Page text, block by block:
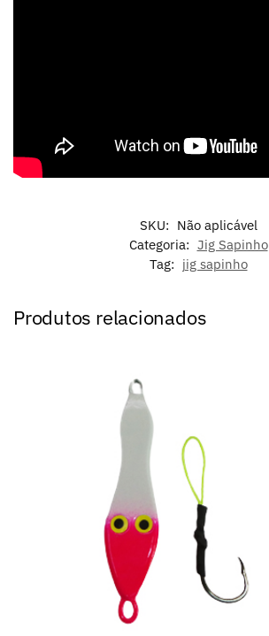
SKU: Não aplicável
Categoria: Jig Sapinho
Tag: jig sapinho
Produtos relacionados